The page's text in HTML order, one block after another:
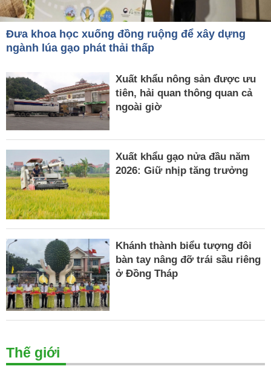
Đưa khoa học xuống đồng ruộng để xây dựng
ngành lúa gạo phát thải thấp
Xuất khẩu nông sản được ưu
tiên, hải quan thông quan cả
ngoài giờ
Xuất khẩu gạo nửa đầu năm
2026: Giữ nhịp tăng trưởng
Khánh thành biểu tượng đôi
bàn tay nâng đỡ trái sầu riêng
ở Đồng Tháp
Thế giới